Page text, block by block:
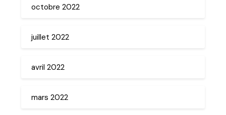
octobre 2022
juillet 2022
avril 2022
mars 2022